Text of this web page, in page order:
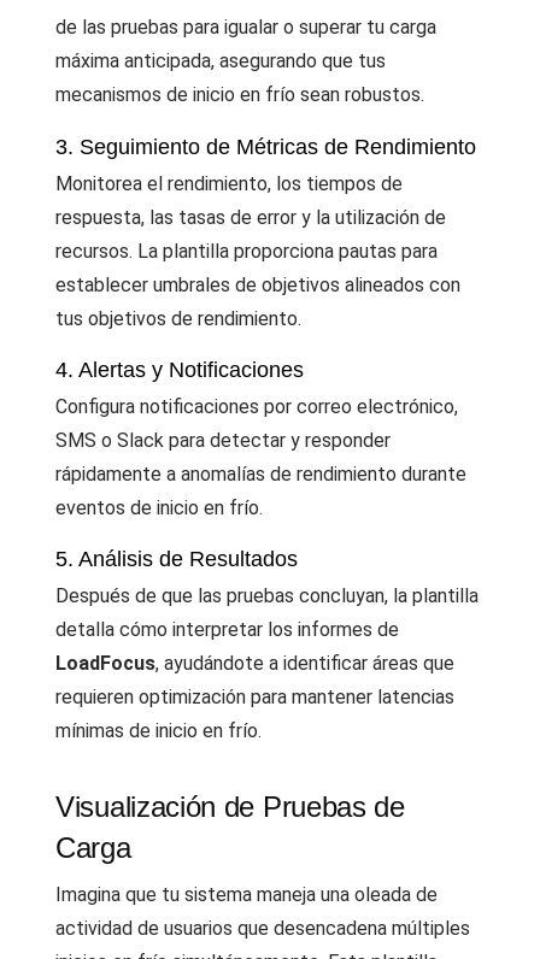
de las pruebas para igualar o superar tu carga
máxima anticipada, asegurando que tus
mecanismos de inicio en frío sean robustos.
3. Seguimiento de Métricas de Rendimiento
Monitorea el rendimiento, los tiempos de
respuesta, las tasas de error y la utilización de
recursos. La plantilla proporciona pautas para
establecer umbrales de objetivos alineados con
tus objetivos de rendimiento.
4. Alertas y Notificaciones
Configura notificaciones por correo electrónico,
SMS o Slack para detectar y responder
rápidamente a anomalías de rendimiento durante
eventos de inicio en frío.
5. Análisis de Resultados
Después de que las pruebas concluyan, la plantilla
detalla cómo interpretar los informes de
LoadFocus, ayudándote a identificar áreas que
requieren optimización para mantener latencias
mínimas de inicio en frío.
Visualización de Pruebas de
Carga
Imagina que tu sistema maneja una oleada de
actividad de usuarios que desencadena múltiples